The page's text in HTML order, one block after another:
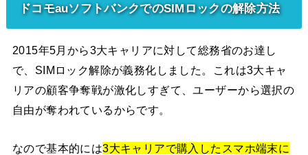
ドコモauソフトバンクでのSIMロックの解除方法
2015年5月から3大キャリアに対して総務省のお達し
で、SIMロック解除が義務化しました。これは3大キャ
リアの顧客争奪戦が激化しすぎて、ユーザーから選択の
自由が奪われているからです。
なので基本的には3大キャリアで購入したスマホ端末に